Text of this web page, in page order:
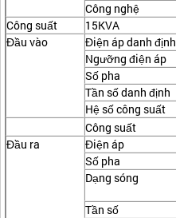
Công nghệ
Công suất
15KVA
Đầu vào
Điện áp danh định
Ngưỡng điện áp
Số pha
Tần số danh định
Hệ số công suất
Công suất
Đầu ra
Điện áp
Số pha
Dạng sóng
Tần số